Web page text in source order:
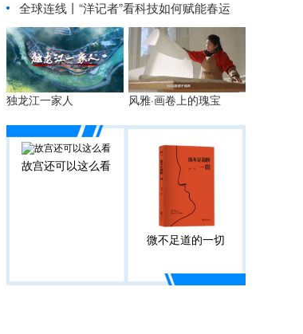
全球连线丨 “洋记者”看科技如何赋能春运
独龙江一家人 风雅·画卷上的瑰宝
故宫还可以这么看
微不足道的一切